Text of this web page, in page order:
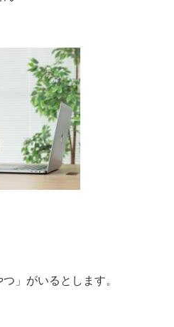
」がいるとします。